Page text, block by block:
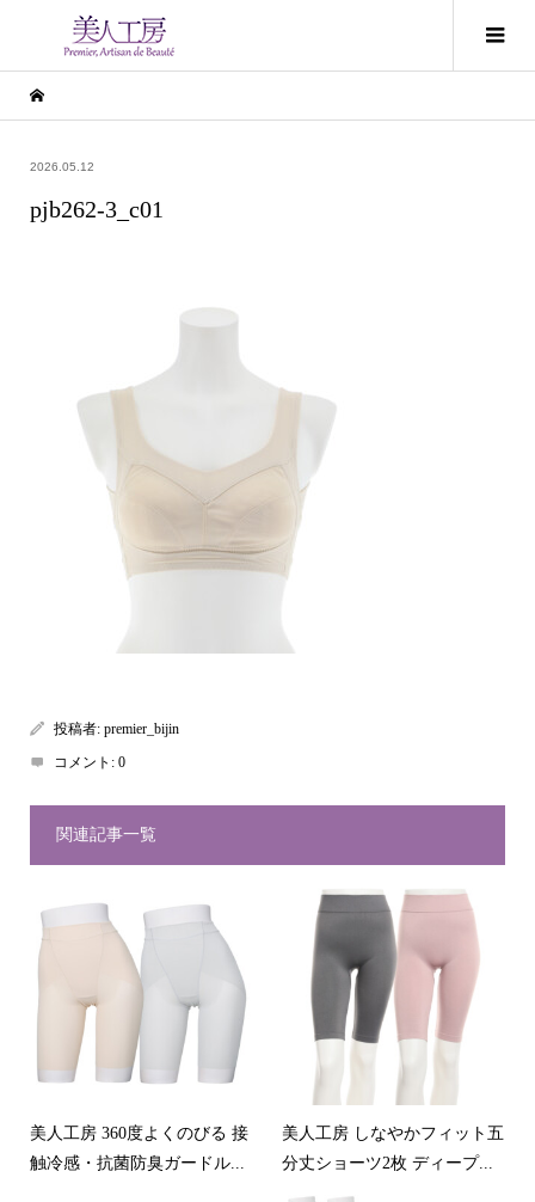
2026.05.12
pjb262-3_c01
投稿者: premier_bijin
コメント: 0
関連記事一覧
美人工房 360度よくのびる 接
触冷感・抗菌防臭ガードル...
美人工房 しなやかフィット五
分丈ショーツ2枚 ディープ...